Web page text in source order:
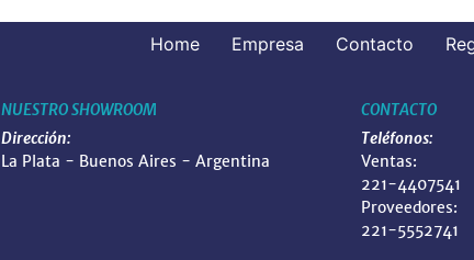
Home Empresa Contacto
NUESTRO SHOWROOM
Dirección:
La Plata - Buenos Aires - Argentina
CONTACTO
Teléfonos:
Ventas:
221-4407541
Proveedores:
221-5552741